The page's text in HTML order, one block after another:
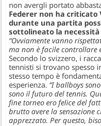
non avergli portato
Federer non ha criticato
durante una partita
sottolineato la
“Ovviamente vanno
ma non è facile controllare
Secondo lo svizzero, i
tennisti si trovano spesso
stesso tempo è
esperienza. “I ballboys
sono il futuro del tennis.
fine torneo ero felice del
brutto avere la sensazione
apprezzato. Per questo,